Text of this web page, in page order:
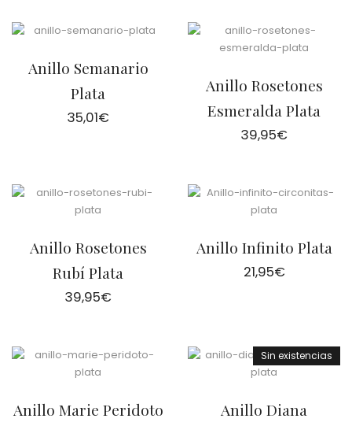
26,95€
29,95€
Anillo Semanario
Plata
35,01€
Anillo Rosetones
Esmeralda Plata
39,95€
Anillo Rosetones
Rubí Plata
39,95€
Anillo Infinito Plata
21,95€
Anillo Marie Peridoto
Sin existencias
Anillo Diana